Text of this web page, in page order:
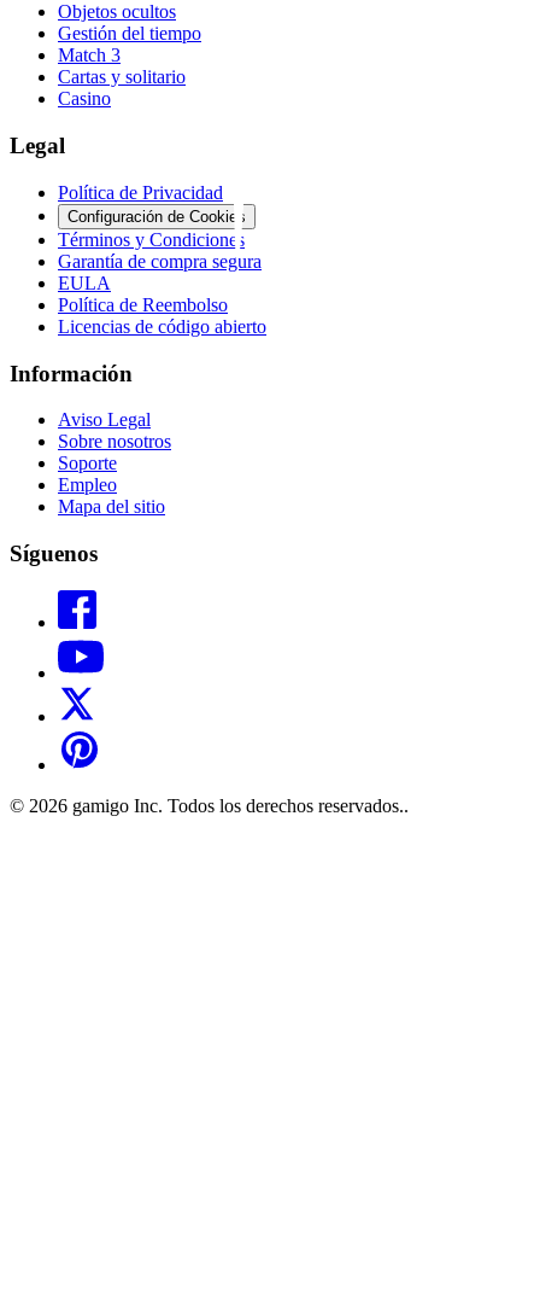
Objetos ocultos
Gestión del tiempo
Match 3
Cartas y solitario
Casino
Legal
Política de Privacidad
Configuración de Cookies
Términos y Condiciones
Garantía de compra segura
EULA
Política de Reembolso
Licencias de código abierto
Información
Aviso Legal
Sobre nosotros
Soporte
Empleo
Mapa del sitio
Síguenos
© 2026 gamigo Inc. Todos los derechos reservados..